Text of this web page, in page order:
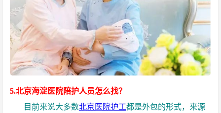
5.北京海淀医院陪护人员怎么找？
目前来说大多数北京医院护工都是外包的形式，来源